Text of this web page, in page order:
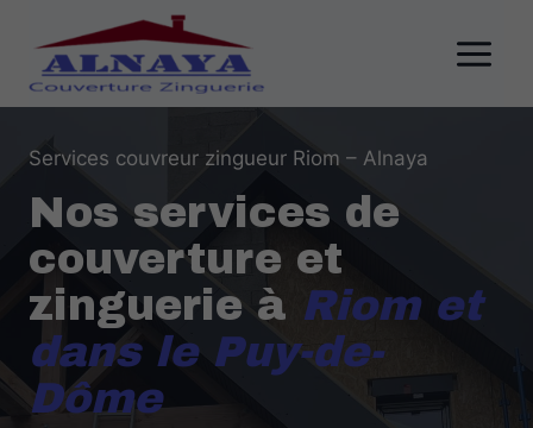
contenu
Services couvreur zingueur Riom – Alnaya
Nos services de
couverture et
zinguerie à Riom et
dans le Puy-de-
Dôme